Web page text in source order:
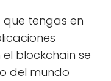
tengas en
blockchain se
del mundo